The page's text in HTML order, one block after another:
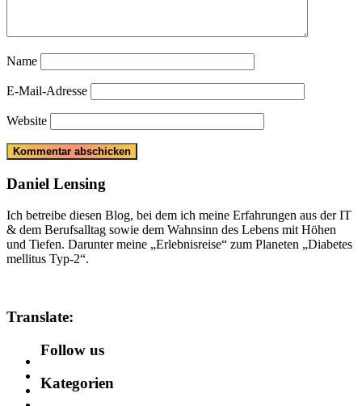
Name
E-Mail-Adresse
Website
Daniel Lensing
Ich betreibe diesen Blog, bei dem ich meine Erfahrungen aus der IT
& dem Berufsalltag sowie dem Wahnsinn des Lebens mit Höhen
und Tiefen. Darunter meine „Erlebnisreise“ zum Planeten „Diabetes
mellitus Typ-2“.
Translate:
Follow us
Kategorien